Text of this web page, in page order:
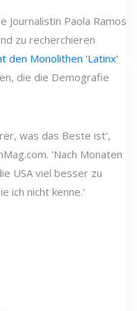
Journalistin Paola Ramos
zu recherchieren
den Monolithen 'Latinx'
die die Demografie
was das Beste ist',
'Nach Monaten
USA viel besser zu
ich nicht kenne.'